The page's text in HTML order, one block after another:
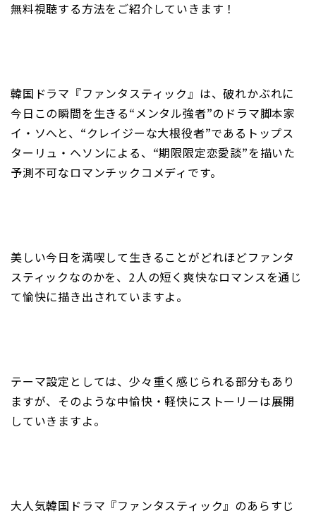
無料視聴する方法をご紹介していきます！
韓国ドラマ『ファンタスティック』は、破れかぶれに
今日この瞬間を生きる“メンタル強者”のドラマ脚本家
イ・ソへと、“クレイジーな大根役者”であるトップス
ターリュ・ヘソンによる、“期限限定恋愛談”を描いた
予測不可なロマンチックコメディです。
美しい今日を満喫して生きることがどれほどファンタ
スティックなのかを、2人の短く爽快なロマンスを通じ
て愉快に描き出されていますよ。
テーマ設定としては、少々重く感じられる部分もあり
ますが、そのような中愉快・軽快にストーリーは展開
していきますよ。
大人気韓国ドラマ『ファンタスティック』のあらすじ